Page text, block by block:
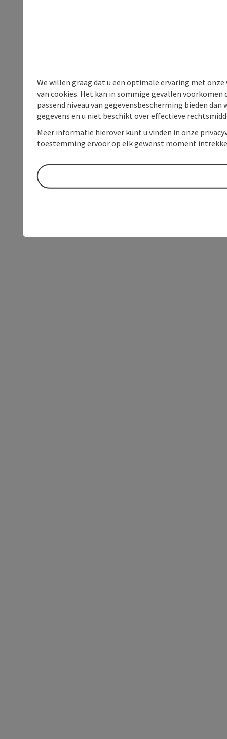
We willen graag dat u een optimale ervaring met
van cookies. Het kan in sommige gevallen voorkomen
passend niveau van gegevensbescherming bieden
gegevens en u niet beschikt over effectieve
Meer informatie hierover kunt u vinden in onze
toestemming ervoor op elk gewenst moment